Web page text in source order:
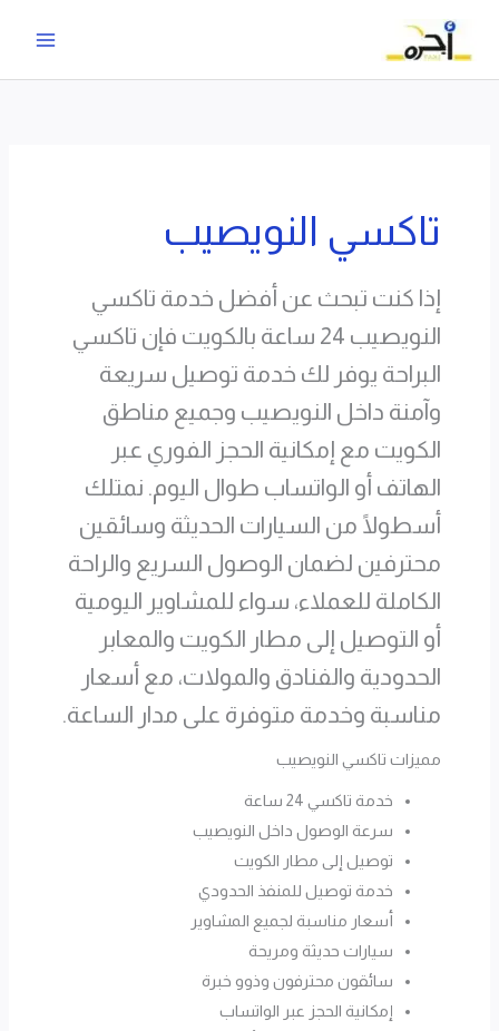
تاكسي النويصيب
إذا كنت تبحث عن أفضل خدمة تاكسي
النويصيب 24 ساعة بالكويت فإن تاكسي
البراحة يوفر لك خدمة توصيل سريعة
وآمنة داخل النويصيب وجميع مناطق
الكويت مع إمكانية الحجز الفوري عبر
الهاتف أو الواتساب طوال اليوم. نمتلك
أسطولًا من السيارات الحديثة وسائقين
محترفين لضمان الوصول السريع والراحة
الكاملة للعملاء، سواء للمشاوير اليومية
أو التوصيل إلى مطار الكويت والمعابر
الحدودية والفنادق والمولات، مع أسعار
مناسبة وخدمة متوفرة على مدار الساعة.
مميزات تاكسي النويصيب
خدمة تاكسي 24 ساعة
سرعة الوصول داخل النويصيب
توصيل إلى مطار الكويت
خدمة توصيل للمنفذ الحدودي
أسعار مناسبة لجميع المشاوير
سيارات حديثة ومريحة
سائقون محترفون وذوو خبرة
إمكانية الحجز عبر الواتساب